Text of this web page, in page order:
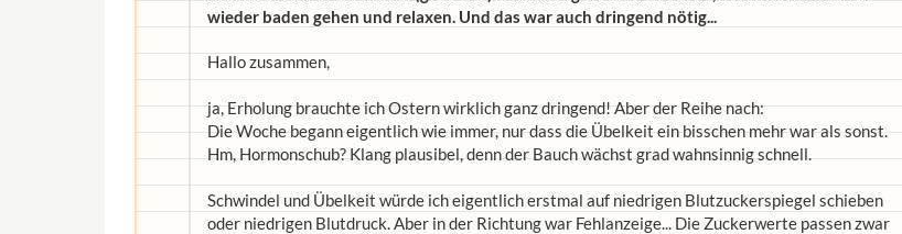
wieder baden gehen und relaxen. Und das war auch dringend nötig...
Hallo zusammen,
ja, Erholung brauchte ich Ostern wirklich ganz dringend! Aber der Reihe nach:
Die Woche begann eigentlich wie immer, nur dass die Übelkeit ein bisschen mehr war als sonst.
Hm, Hormonschub? Klang plausibel, denn der Bauch wächst grad wahnsinnig schnell.
Schwindel und Übelkeit würde ich eigentlich erstmal auf niedrigen Blutzuckerspiegel schieben
oder niedrigen Blutdruck. Aber in der Richtung war Fehlanzeige... Die Zuckerwerte passen zwar